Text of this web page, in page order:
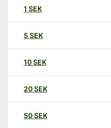
1 SEK
5 SEK
10SEK
20SEK
50SEK